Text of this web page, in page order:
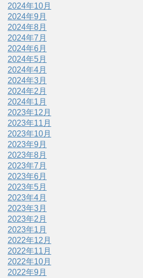
2024年10月
2024年9月
2024年8月
2024年7月
2024年6月
2024年5月
2024年4月
2024年3月
2024年2月
2024年1月
2023年12月
2023年11月
2023年10月
2023年9月
2023年8月
2023年7月
2023年6月
2023年5月
2023年4月
2023年3月
2023年2月
2023年1月
2022年12月
2022年11月
2022年10月
2022年9月